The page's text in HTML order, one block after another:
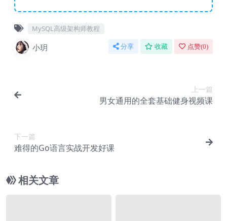
MySQL高级架构师教程
小玥 分享 收藏 点赞(0)
上一篇
男女通用的全套基础健身视频课
下一篇
难得的Go语言实战开发好课
相关文章